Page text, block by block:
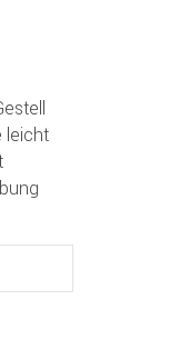
leicht